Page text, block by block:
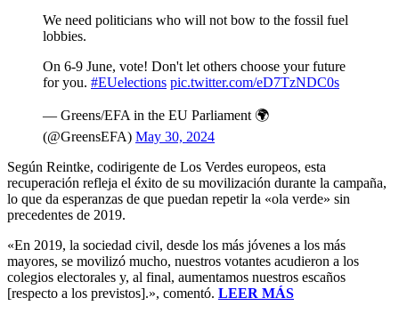
We need politicians who will not bow to the fossil fuel
lobbies.
On 6-9 June, vote! Don't let others choose your future
for you. #EUelections pic.twitter.com/eD7TzNDC0s
— Greens/EFA in the EU Parliament 🌍
(@GreensEFA) May 30, 2024
Según Reintke, codirigente de Los Verdes europeos, esta
recuperación refleja el éxito de su movilización durante la campaña,
lo que da esperanzas de que puedan repetir la «ola verde» sin
precedentes de 2019.
«En 2019, la sociedad civil, desde los más jóvenes a los más
mayores, se movilizó mucho, nuestros votantes acudieron a los
colegios electorales y, al final, aumentamos nuestros escaños
[respecto a los previstos].», comentó. LEER MÁS